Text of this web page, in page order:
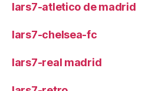
lars7-atletico de madrid
lars7-chelsea-fc
lars7-real madrid